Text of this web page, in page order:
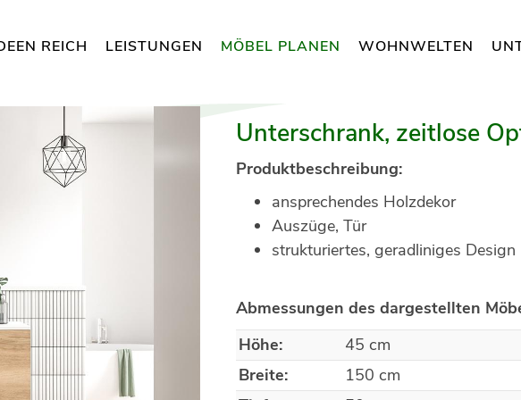
REICH LEISTUNGEN MÖBEL PLANEN WOHNWELTEN
Unterschrank, zeitlose
Produktbeschreibung:
ansprechendes Holzdekor
Auszüge, Tür
strukturiertes, geradliniges Design
Abmessungen des dargestellten
Höhe:
45 cm
Breite:
150 cm